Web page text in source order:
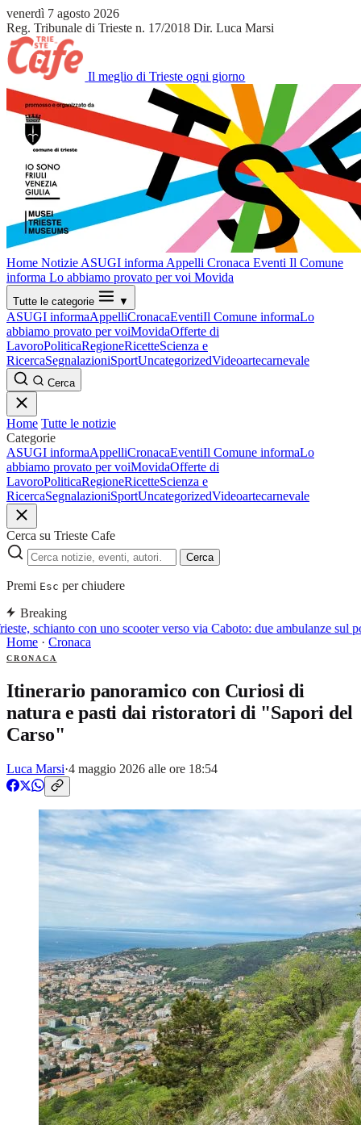
venerdì 7 agosto 2026
Reg. Tribunale di Trieste n. 17/2018 Dir. Luca Marsi
Il meglio di Trieste ogni giorno
Home Notizie ASUGI informa Appelli Cronaca Eventi Il Comune
informa Lo abbiamo provato per voi Movida
Tutte le categorie ▼
ASUGI informaAppelliCronacaEventiIl Comune informaLo
abbiamo provato per voiMovidaOfferte di
LavoroPoliticaRegioneRicetteScienza e
RicercaSegnalazioniSportUncategorizedVideoartecarnevale
Cerca
Home Tutte le notizie
Categorie
ASUGI informaAppelliCronacaEventiIl Comune informaLo
abbiamo provato per voiMovidaOfferte di
LavoroPoliticaRegioneRicetteScienza e
RicercaSegnalazioniSportUncategorizedVideoartecarnevale
Cerca su Trieste Cafe
Cerca
Premi Esc per chiudere
Breaking
schianto con uno scooter verso via Caboto: due ambulanze sul
Home · Cronaca
CRONACA
Itinerario panoramico con Curiosi di
natura e pasti dai ristoratori di "Sapori del
Carso"
Luca Marsi·4 maggio 2026 alle ore 18:54